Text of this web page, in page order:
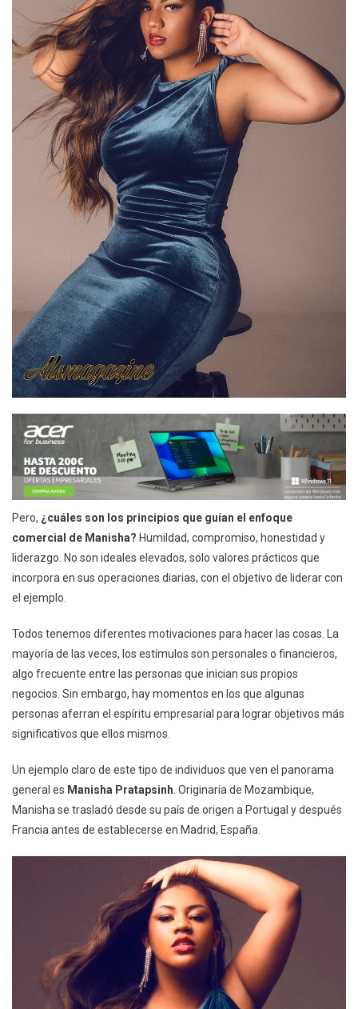
Pero, ¿cuáles son los principios que guían el enfoque
comercial de Manisha? Humildad, compromiso, honestidad y
liderazgo. No son ideales elevados, solo valores prácticos que
incorpora en sus operaciones diarias, con el objetivo de liderar con
el ejemplo.
Todos tenemos diferentes motivaciones para hacer las cosas. La
mayoría de las veces, los estímulos son personales o financieros,
algo frecuente entre las personas que inician sus propios
negocios. Sin embargo, hay momentos en los que algunas
personas aferran el espíritu empresarial para lograr objetivos más
significativos que ellos mismos.
Un ejemplo claro de este tipo de individuos que ven el panorama
general es Manisha Pratapsinh . Originaria de Mozambique,
Manisha se trasladó desde su país de origen a Portugal y después
Francia antes de establecerse en Madrid, España.